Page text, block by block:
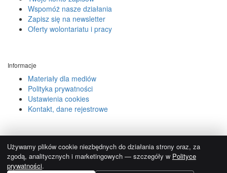
Wspomóż nasze działania
Zapisz się na newsletter
Oferty wolontariatu i pracy
Informacje
Materiały dla mediów
Polityka prywatności
Ustawienia cookies
Kontakt, dane rejestrowe
Regulamin Google.
Używamy plików cookie niezbędnych do działania strony oraz, za
zgodą, analitycznych i marketingowych — szczegóły w Polityce
prywatności.